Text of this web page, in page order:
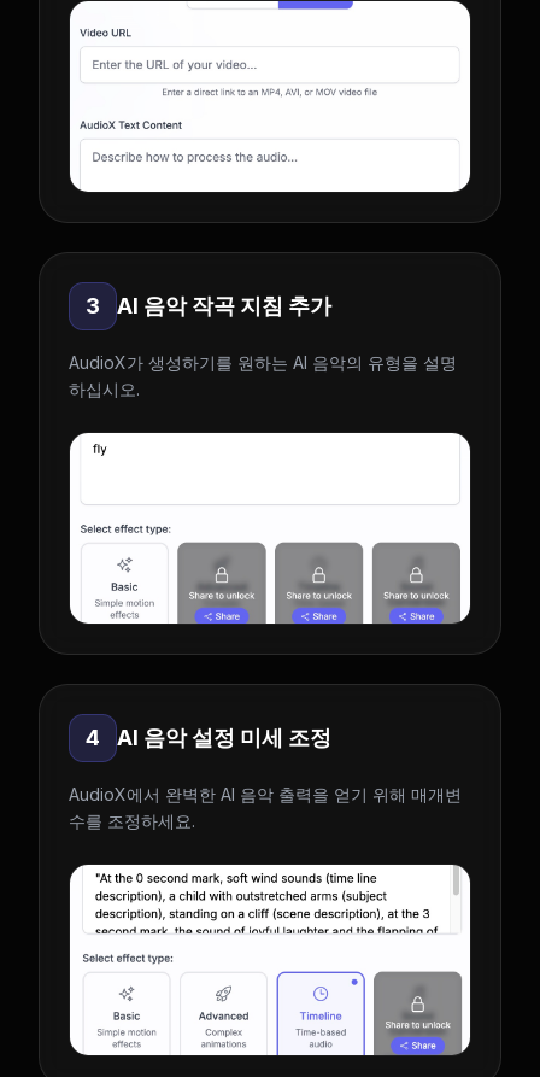
3 AI 음악 작곡 지침 추가
AudioX가 생성하기를 원하는 AI 음악의 유형을 설명
하십시오.
4 AI 음악 설정 미세 조정
AudioX에서 완벽한 AI 음악 출력을 얻기 위해 매개변
수를 조정하세요.